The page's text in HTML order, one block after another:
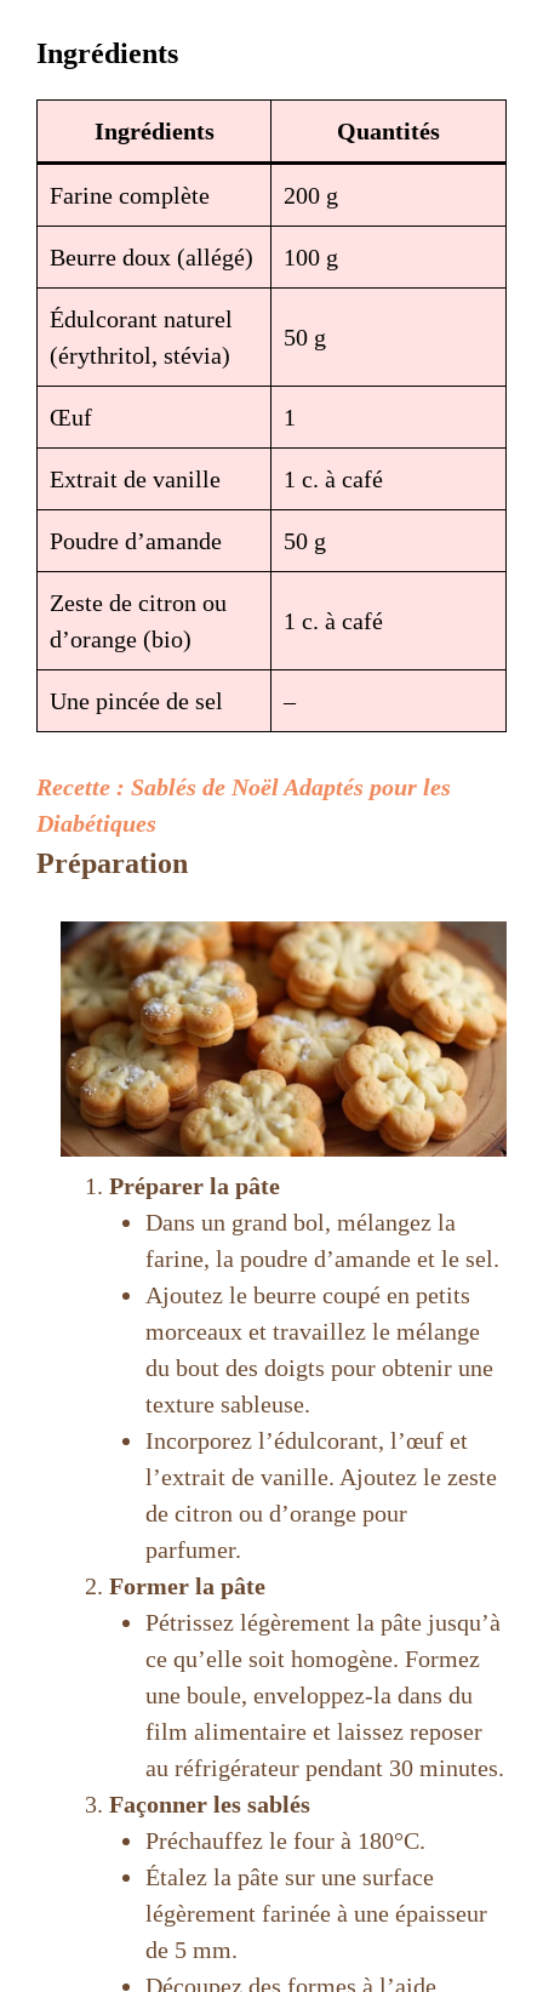
Ingrédients
Ingrédients Quantités
Farine complète 200 g
Beurre doux (allégé) 100 g
Édulcorant naturel
(érythritol, stévia)
50 g
Œuf 1
Extrait de vanille 1 c. à café
Poudre d’amande 50 g
Zeste de citron ou
d’orange (bio)
1 c. à café
Une pincée de sel –
Recette : Sablés de Noël Adaptés pour les
Diabétiques
Préparation
Préparer la pâte
Dans un grand bol, mélangez la
farine, la poudre d’amande et le sel.
Ajoutez le beurre coupé en petits
morceaux et travaillez le mélange
du bout des doigts pour obtenir une
texture sableuse.
Incorporez l’édulcorant, l’œuf et
l’extrait de vanille. Ajoutez le zeste
de citron ou d’orange pour
parfumer.
Former la pâte
Pétrissez légèrement la pâte jusqu’à
ce qu’elle soit homogène. Formez
une boule, enveloppez-la dans du
film alimentaire et laissez reposer
au réfrigérateur pendant 30 minutes.
Façonner les sablés
Préchauffez le four à 180°C.
Étalez la pâte sur une surface
légèrement farinée à une épaisseur
de 5 mm.
Découpez des formes à l’aide